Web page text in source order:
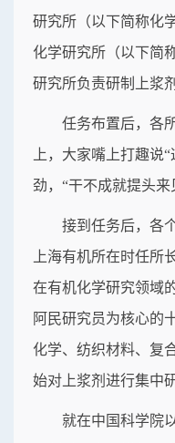
研究所（以下简称化
化学研究所（以下简
研究所负责研制上浆剂
任务布置后，各
上，大家嘴上打趣说
劲，“干不成就提头来
接到任务后，各
上海有机所在时任所
在有机化学研究领域
阿民研究员为核心的
化学、纺织材料、复
始对上浆剂进行集中
就在中国科学院